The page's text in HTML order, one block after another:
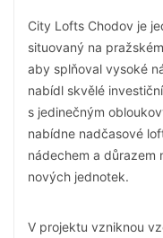
City Lofts Chodov je
situovaný na
aby splňoval vysoké
nabídl skvělé
s jedinečným
nabídne nadčasové
nádechem a důrazem
nových jednotek.
V projektu vzniknou